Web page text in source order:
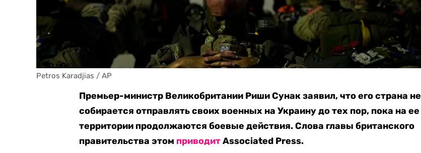
Petros Karadjias / AP
Премьер-министр Великобритании Риши Сунак заявил, что его страна не
собирается отправлять своих военных на Украину до тех пор, пока на ее
территории продолжаются боевые действия. Слова главы британского
правительства этом приводитAssociated Press.